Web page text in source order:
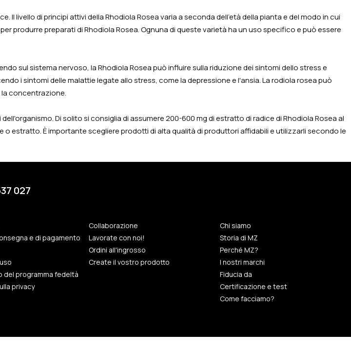
Il livello di principi attivi della Rhodiola Rosea varia a seconda dell'età della pianta e del modo in cui
produrre preparati di Rhodiola Rosea. Ognuna di queste varietà ha un uso specifico e può essere
sul sistema nervoso, la Rhodiola Rosea può influire sulla riduzione dei sintomi dello stress e
i sintomi delle malattie legate allo stress, come la depressione e l'ansia. La rodiola rosea può
concentrazione.
Di solito si consiglia di assumere 200-600 mg di estratto di radice di Rhodiola Rosea al
estratto. È importante scegliere prodotti di alta qualità di produttori affidabili e utilizzarli secondo le
027
e di pagamento
del programma fedeltà
privacy
Collaborazione
Lavorate con noi!
Ordini all'ingrosso
Create il vostro prodotto
Chi siamo
Storia di MZ
Perché MZ?
I nostri marchi
Fiducia da
Certificazione e test
Come facciamo?